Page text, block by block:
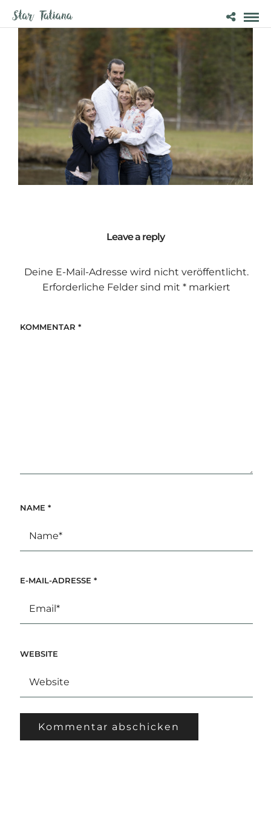
Leave a reply
Deine E-Mail-Adresse wird nicht veröffentlicht.
Erforderliche Felder sind mit *markiert
KOMMENTAR *
NAME *
E-MAIL-ADRESSE *
WEBSITE